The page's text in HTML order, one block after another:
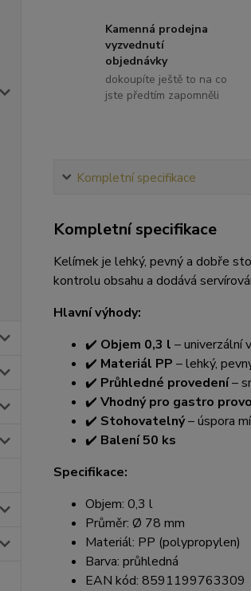
Kamenná prodejna
vyzvednutí
objednávky
dokoupíte ještě to na co
jste předtím zapomněli
Kompletní specifikace
Kompletní specifikace
Kelímek je lehký, pevný a dobře
kontrolu obsahu a dodává
Hlavní výhody:
✔️ Objem 0,3 l – univerzální
✔️ Materiál PP – lehký,
✔️ Průhledné provedení–
✔️ Vhodný pro gastro
✔️ Stohovatelný– úspora
✔️ Balení 50 ks
Specifikace:
Objem: 0,3 l
Průměr: Ø 78 mm
Materiál: PP (polypropylen)
Barva: průhledná
EAN kód: 8591199763309